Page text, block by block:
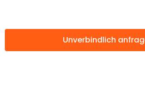
Unverbindlich